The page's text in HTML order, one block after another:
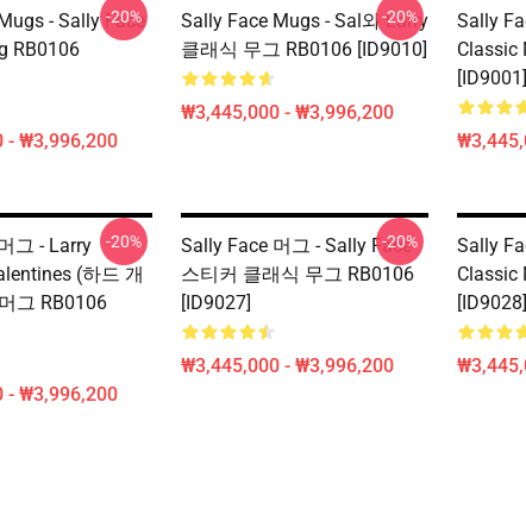
- Sally Face
RB0106
- ₩3,996,200
-20%
Sally Face Mugs - Sal와 Larry
클래식 무그 RB0106 [ID9010]
₩3,445,000 - ₩3,996,200
-20%
Sally
Classic
[ID9001]
그 - Larry
(하드 개
그 RB0106
- ₩3,996,200
-20%
Sally Face 머그 - Sally Face
스티커 클래식 무그 RB0106
[ID9027]
₩3,445,000 - ₩3,996,200
-20%
Sally
Classic
[ID9028]